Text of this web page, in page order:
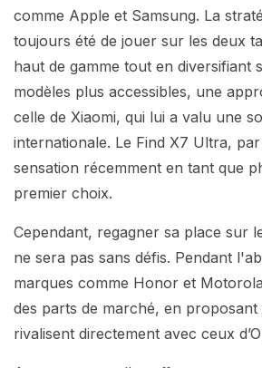
comme Apple et Samsung. La
toujours été de jouer sur les deux
haut de gamme tout en diversifiant
modèles plus accessibles, une
celle de Xiaomi, qui lui a valu une
internationale. Le Find X7 Ultra,
sensation récemment en tant que
premier choix.
Cependant, regagner sa place sur
ne sera pas sans défis. Pendant
marques comme Honor et
des parts de marché, en proposant
rivalisent directement avec ceux